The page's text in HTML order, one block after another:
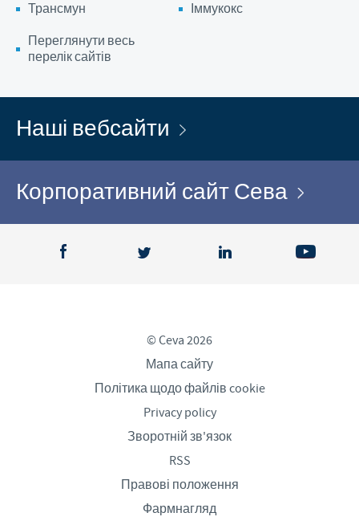
Трансмун
Іммукокс
Переглянути весь
перелік сайтів
Наші вебсайти
Корпоративний сайт Сева
© Ceva 2026
Мапа сайту
Політика щодо файлів cookie
Privacy policy
Зворотній зв'язок
RSS
Правові положення
Фармнагляд